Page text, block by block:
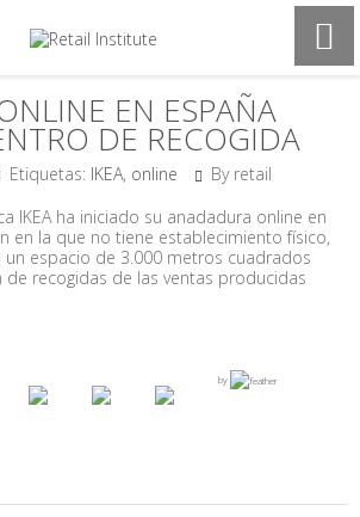
EN ESPAÑA
DE RECOGIDA
Etiquetas: IKEA, online
By retail
IKEA ha iniciado su anadadura online en
en la que no tiene establecimiento físico,
un espacio de 3.000 metros cuadrados
recogidas de las ventas producidas
by